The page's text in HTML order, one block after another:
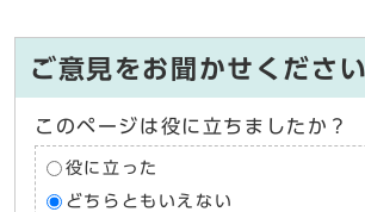
ご意見をお聞かせください
このページは役に立ちましたか？
役に立った
どちらともいえない